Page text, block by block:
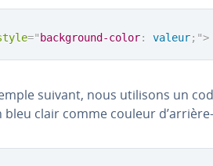
=" background-color: valeur; ">
suivant, nous utilisons un
bleu clair comme couleur